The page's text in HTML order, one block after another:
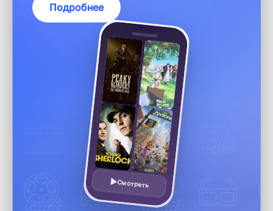
Подробнее
Смотреть